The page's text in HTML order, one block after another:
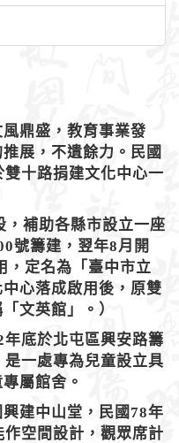
鼎盛，教育事業發
展，不遺餘力。民國
十路捐建文化中心一
，補助各縣市設立一座
號籌建，翌年8月開
，定名為「臺中市立
心落成啟用後，原雙
文英館」。）
底於北屯區興安路籌
一處專為兒童設立具
屬館舍。
建中山堂，民國78年
空間設計，觀眾席計